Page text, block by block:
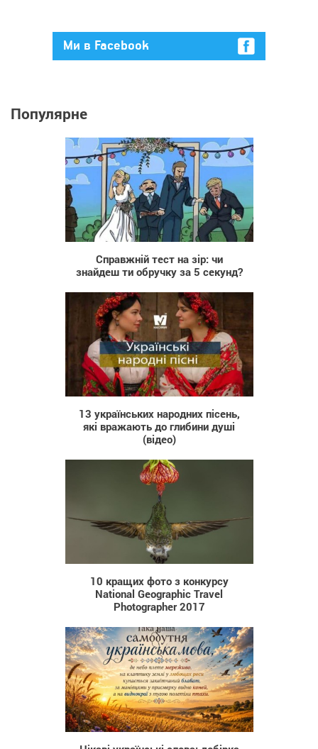
Ми в Facebook
Популярне
1 093
Справжній тест на зір: чи
знайдеш ти обручку за 5 секунд?
3 018
13 українських народних пісень,
які вражають до глибини душі
(відео)
10 кращих фото з конкурсу
National Geographic Travel
Photographer 2017
39